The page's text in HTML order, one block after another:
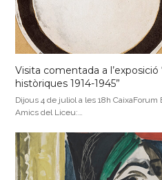
Visita comentada a
històriques 1914-1945”
Dijous 4 de juliol a les 18h CaixaForum
Amics del Liceu:…